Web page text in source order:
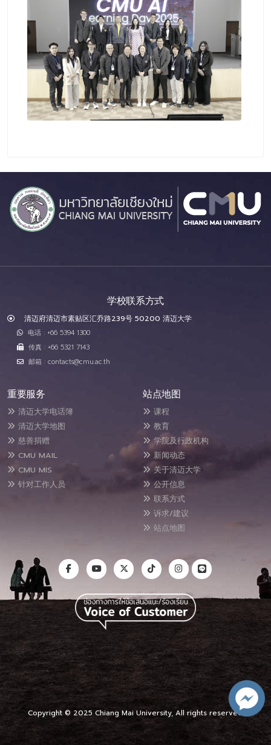
学校联系方式
清迈府清迈市素贴区汇乔路239号 50200 清迈大学
电话 : +66 5394 1300
传真 : +66 5321 7143
邮箱 : contacts@cmu.ac.th
重要服务
清迈大学电话簿
清迈大学地图
慈善捐赠
CMU MAIL
CMU MIS
针对工作人员
站点地图
课程
教育
学院及行政机构
新闻动态
关于清迈大学
公开信息
联系方式
诉求/建议
站点地图
Copyright © 2025 Chiang Mai University, All rights reserved.